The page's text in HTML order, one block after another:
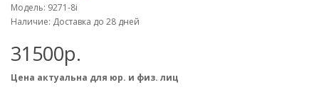
Модель: 9271-8i
Наличие: Доставка до 28 дней
31500р.
Цена актуальна для юр. и физ. лиц